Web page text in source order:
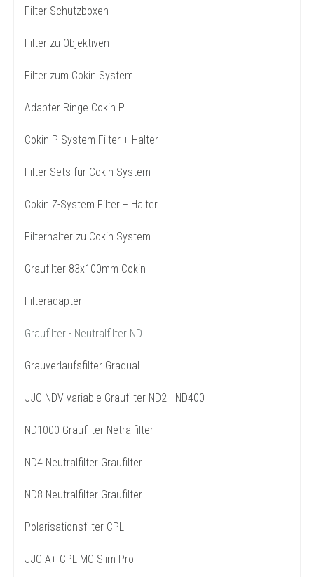
Filter Schutzboxen
Filter zu Objektiven
Filter zum Cokin System
Adapter Ringe Cokin P
Cokin P-System Filter + Halter
Filter Sets für Cokin System
Cokin Z-System Filter + Halter
Filterhalter zu Cokin System
Graufilter 83x100mm Cokin
Filteradapter
Graufilter - Neutralfilter ND
Grauverlaufsfilter Gradual
JJC NDV variable Graufilter ND2 - ND400
ND1000 Graufilter Netralfilter
ND4 Neutralfilter Graufilter
ND8 Neutralfilter Graufilter
Polarisationsfilter CPL
JJC A+ CPL MC Slim Pro